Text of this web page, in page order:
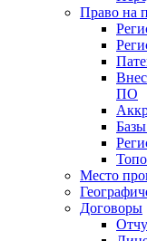
Право на
ПО
Место
Договоры